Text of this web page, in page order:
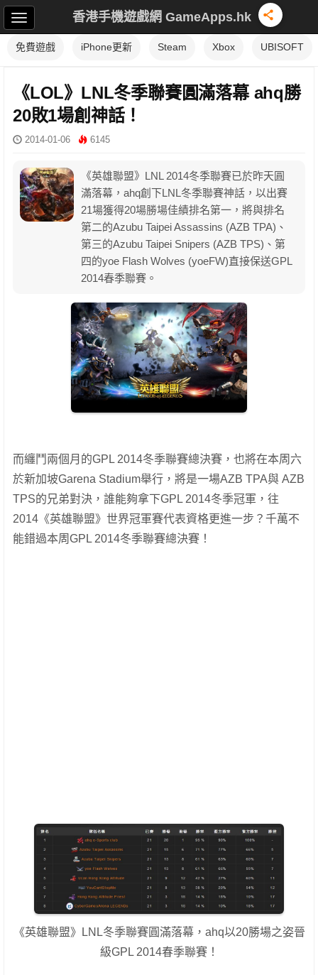
香港手機遊戲網 GameApps.hk
免費遊戲 iPhone更新 Steam Xbox UBISOFT
《LOL》LNL冬季聯賽圓滿落幕 ahq勝
20敗1場創神話！
2014-01-06 6145
《英雄聯盟》LNL 2014冬季聯賽已於昨天圓
滿落幕，ahq創下LNL冬季聯賽神話，以出賽
21場獲得20場勝場佳績排名第一，將與排名
第二的Azubu Taipei Assassins (AZB TPA)、
第三的Azubu Taipei Snipers (AZB TPS)、第
四的yoe Flash Wolves (yoeFW)直接保送GPL
2014春季聯賽。
而纏鬥兩個月的GPL 2014冬季聯賽總決賽，也將在本周六
於新加坡Garena Stadium舉行，將是一場AZB TPA與 AZB
TPS的兄弟對決，誰能夠拿下GPL 2014冬季冠軍，往
2014《英雄聯盟》世界冠軍賽代表資格更進一步？千萬不
能錯過本周GPL 2014冬季聯賽總決賽！
《英雄聯盟》LNL冬季聯賽圓滿落幕，ahq以20勝場之姿晉
級GPL 2014春季聯賽！